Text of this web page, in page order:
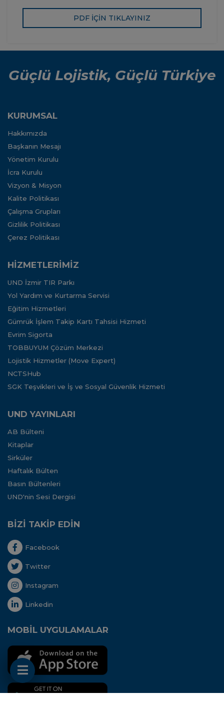
PDF İÇİN TIKLAYINIZ
Güçlü Lojistik, Güçlü Türkiye
KURUMSAL
Hakkımızda
Başkanın Mesajı
Yönetim Kurulu
İcra Kurulu
Vizyon & Misyon
Kalite Politikası
Çalışma Grupları
Gizlilik Politikası
Çerez Politikası
HİZMETLERİMİZ
UND İzmir TIR Parkı
Yol Yardım ve Kurtarma Servisi
Eğitim Hizmetleri
Gümrük İşlem Takip Kartı Tahsisi Hizmeti
Evrim Sigorta
TOBBUYUM Çözüm Merkezi
Lojistik Hizmetler (Move Expert)
NCTSHub
SGK Teşvikleri ve İş ve Sosyal Güvenlik Hizmeti
UND YAYINLARI
AB Bülteni
Kitaplar
Sirküler
Haftalık Bülten
Basın Bültenleri
UND'nin Sesi Dergisi
BİZİ TAKİP EDİN
Facebook
Twitter
Instagram
Linkedin
MOBİL UYGULAMALAR